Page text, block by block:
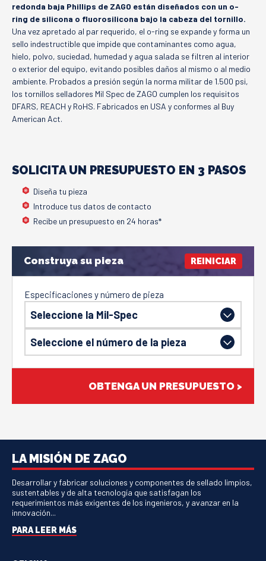
redonda baja Phillips de ZAGO están diseñados con un o-
ring de silicona o fluorosilicona bajo la cabeza del tornillo.
Una vez apretado al par requerido, el o-ring se expande y forma un
sello indestructible que impide que contaminantes como agua,
hielo, polvo, suciedad, humedad y agua salada se filtren al interior
o exterior del equipo, evitando posibles daños al mismo o al medio
ambiente. Probados a presión según la norma militar de 1.500 psi,
los tornillos selladores Mil Spec de ZAGO cumplen los requisitos
DFARS, REACH y RoHS. Fabricados en USA y conformes al Buy
American Act.
SOLICITA UN PRESUPUESTO EN 3 PASOS
Diseña tu pieza
Introduce tus datos de contacto
Recibe un presupuesto en 24 horas*
REINICIAR
Construya su pieza
Especificaciones y número de pieza
OBTENGA UN PRESUPUESTO >
LA MISIÓN DE ZAGO
Desarrollar y fabricar soluciones y componentes de sellado limpios,
sustentables y de alta tecnología que satisfagan los
requerimientos más exigentes de los ingenieros, y avanzar en la
innovación...
PARA LEER MÁS